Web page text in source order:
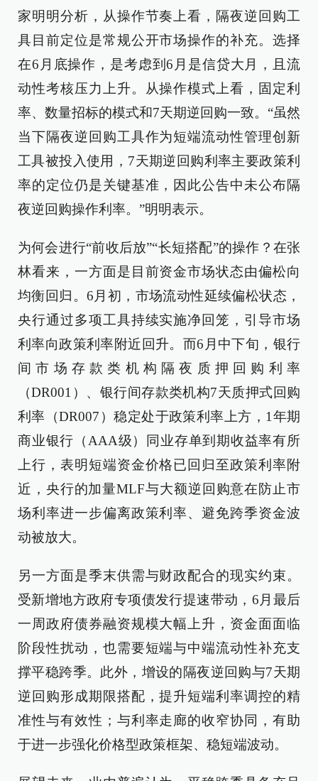
家明明分析，从操作节奏上看，隔夜逆回购工
具目前定位是常规公开市场操作的补充。选择
在6月底操作，是考虑到6月是信贷大月，且流
动性考核压力上升。从操作模式上看，固定利
率、数量招标的模式和7天期逆回购一致。“虽然
当下隔夜逆回购工具作为短端流动性管理创新
工具被投入使用，7天期逆回购利率主要政策利
率的定位仍是关键基准，因此公告中未公布隔
夜逆回购操作利率。”明明表示。
为何会进行“前收后放”“长短搭配”的操作？在张
林看来，一方面是目前资金市场状态由偏松向
均衡回归。6月初，市场流动性延续偏松状态，
央行通过多项工具持续实施净回笼，引导市场
利率向政策利率附近回升。而6月中下旬，银行
间市场存款类机构隔夜质押回购利率
（DR001）、银行间存款类机构7天质押式回购
利率（DR007）稳定处于政策利率上方，1年期
商业银行（AAA级）同业存单到期收益率有所
上行，表明短端资金价格已回归至政策利率附
近，央行的加量MLF与大额逆回购意在防止市
场利率进一步偏离政策利率、避免跨季资金波
动被放大。
另一方面是季末供需与财政配合的现实约束。
受新增地方政府专项债发行提速带动，6月最后
一周政府债券融资规模大幅上升，资金面面临
阶段性扰动，也需要短端与中端流动性补充支
撑平稳跨季。此外，增设的隔夜逆回购与7天期
逆回购形成期限搭配，提升短端利率调控的精
准性与有效性；与利率走廊的收窄协同，有助
于进一步强化价格型政策框架、稳短端波动。